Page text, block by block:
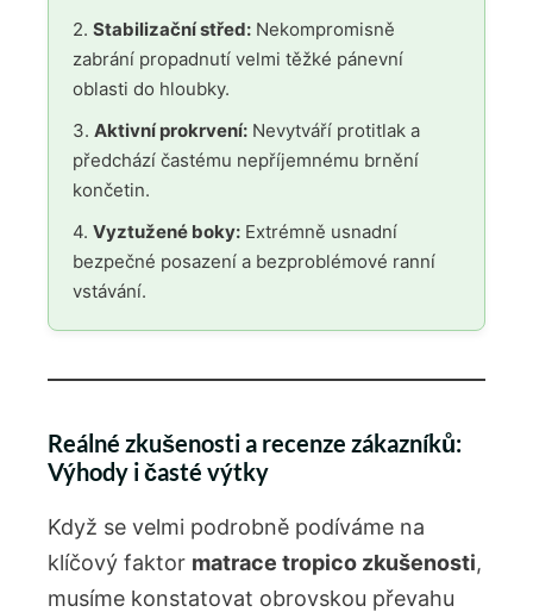
2. Stabilizační střed: Nekompromisně
zabrání propadnutí velmi těžké pánevní
oblasti do hloubky.
3. Aktivní prokrvení: Nevytváří protitlak a
předchází častému nepříjemnému brnění
končetin.
4. Vyztužené boky: Extrémně usnadní
bezpečné posazení a bezproblémové ranní
vstávání.
Reálné zkušenosti a recenze zákazníků:
Výhody i časté výtky
Když se velmi podrobně podíváme na
klíčový faktor matrace tropico zkušenosti,
musíme konstatovat obrovskou převahu